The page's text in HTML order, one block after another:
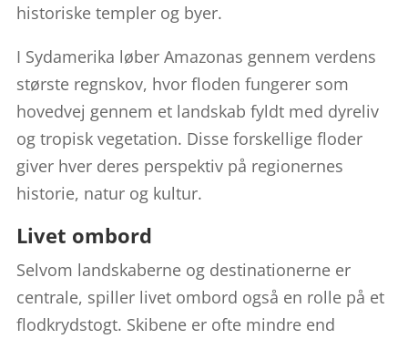
historiske templer og byer.
I Sydamerika løber Amazonas gennem verdens
største regnskov, hvor floden fungerer som
hovedvej gennem et landskab fyldt med dyreliv
og tropisk vegetation. Disse forskellige floder
giver hver deres perspektiv på regionernes
historie, natur og kultur.
Livet ombord
Selvom landskaberne og destinationerne er
centrale, spiller livet ombord også en rolle på et
flodkrydstogt. Skibene er ofte mindre end